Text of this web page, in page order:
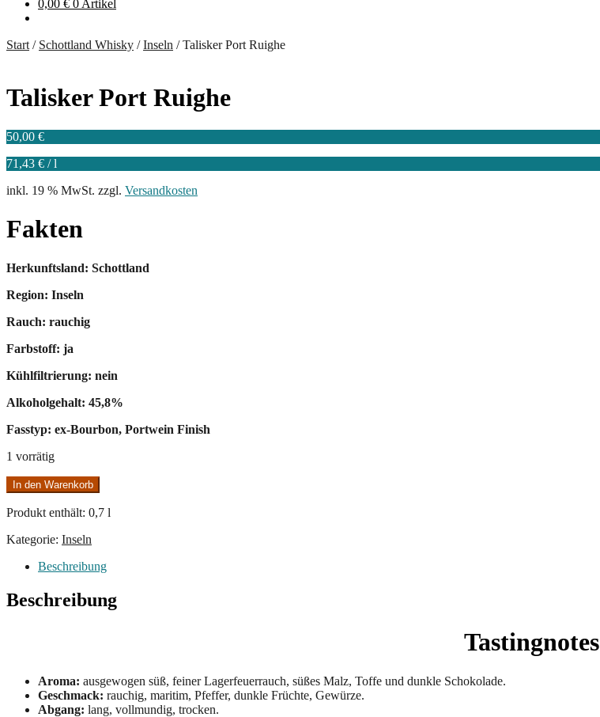
0,00 € 0 Artikel
Start / Schottland Whisky /Inseln /Talisker Port Ruighe
Talisker Port Ruighe
50,00 €
71,43 € /l
inkl. 19 % MwSt. zzgl. Versandkosten
Fakten
Herkunftsland: Schottland
Region: Inseln
Rauch: rauchig
Farbstoff: ja
Kühlfiltrierung: nein
Alkoholgehalt: 45,8%
Fasstyp: ex-Bourbon, Portwein Finish
1 vorrätig
Talisker
Port
Ruighe
In den Warenkorb
Produkt enthält: 0,7 l
Kategorie: Inseln
Beschreibung
Beschreibung
Tastingnotes
Aroma: ausgewogen süß, feiner Lagerfeuerrauch, süßes Malz, Toffe und dunkle Schokolade.
Geschmack: rauchig, maritim, Pfeffer, dunkle Früchte, Gewürze.
Abgang: lang, vollmundig, trocken.